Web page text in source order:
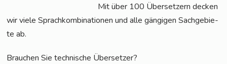
Mit über 100 Über­set­zern decken
wir vie­le Sprach­kom­bi­na­tio­nen und alle gän­gi­gen Sach­ge­bie­
te ab.
Brau­chen Sie tech­ni­sche Übersetzer?